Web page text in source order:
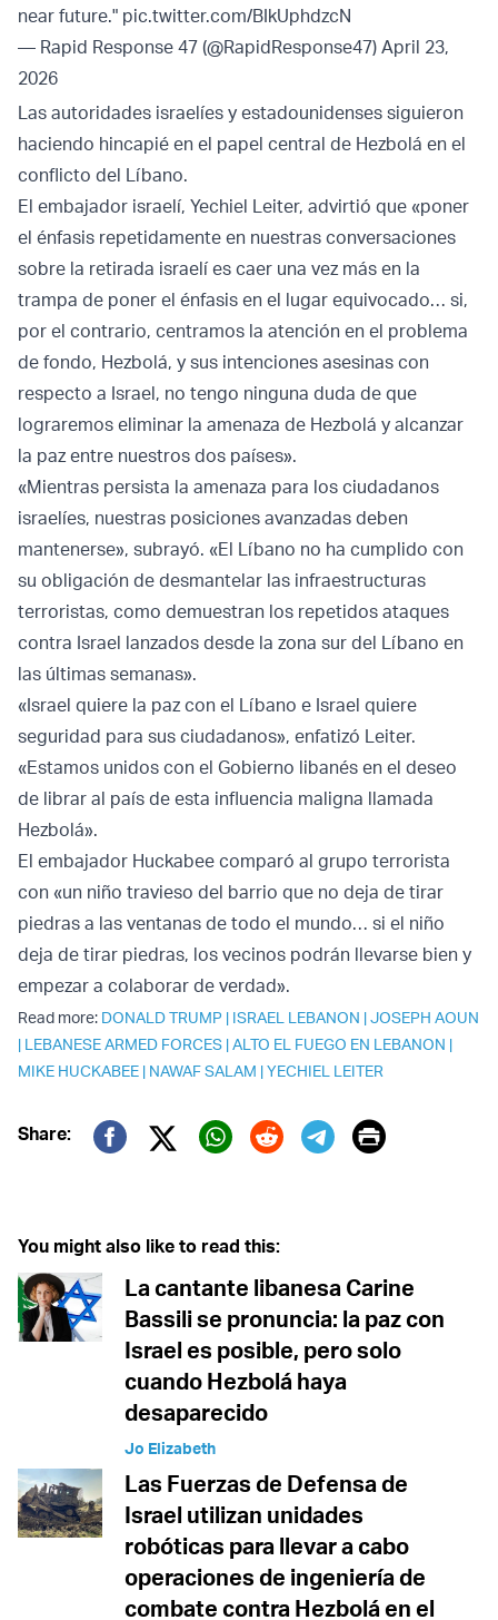
near future." pic.twitter.com/BIkUphdzcN
— Rapid Response 47 (@RapidResponse47) April 23,
2026
Las autoridades israelíes y estadounidenses siguieron
haciendo hincapié en el papel central de Hezbolá en el
conflicto del Líbano.
El embajador israelí, Yechiel Leiter, advirtió que «poner
el énfasis repetidamente en nuestras conversaciones
sobre la retirada israelí es caer una vez más en la
trampa de poner el énfasis en el lugar equivocado… si,
por el contrario, centramos la atención en el problema
de fondo, Hezbolá, y sus intenciones asesinas con
respecto a Israel, no tengo ninguna duda de que
lograremos eliminar la amenaza de Hezbolá y alcanzar
la paz entre nuestros dos países».
«Mientras persista la amenaza para los ciudadanos
israelíes, nuestras posiciones avanzadas deben
mantenerse», subrayó. «El Líbano no ha cumplido con
su obligación de desmantelar las infraestructuras
terroristas, como demuestran los repetidos ataques
contra Israel lanzados desde la zona sur del Líbano en
las últimas semanas».
«Israel quiere la paz con el Líbano e Israel quiere
seguridad para sus ciudadanos», enfatizó Leiter.
«Estamos unidos con el Gobierno libanés en el deseo
de librar al país de esta influencia maligna llamada
Hezbolá».
El embajador Huckabee comparó al grupo terrorista
con «un niño travieso del barrio que no deja de tirar
piedras a las ventanas de todo el mundo… si el niño
deja de tirar piedras, los vecinos podrán llevarse bien y
empezar a colaborar de verdad».
Read more: DONALD TRUMP | ISRAEL LEBANON |JOSEPH AOUN
| LEBANESE ARMED FORCES |ALTO EL FUEGO EN LEBANON |
MIKE HUCKABEE | NAWAF SALAM |YECHIEL LEITER
Share:
Twitter (X)
Print
You might also like to read this:
La cantante libanesa Carine
Bassili se pronuncia: la paz con
Israel es posible, pero solo
cuando Hezbolá haya
desaparecido
Jo Elizabeth
Las Fuerzas de Defensa de
Israel utilizan unidades
robóticas para llevar a cabo
operaciones de ingeniería de
combate contra Hezbolá en el